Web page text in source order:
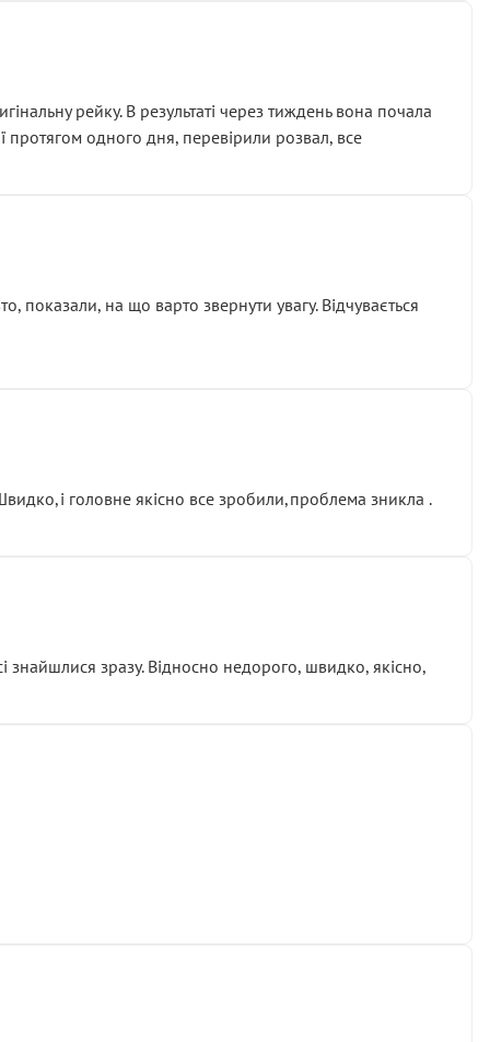
рейку. В результаті через тиждень вона почала
протягом одного дня, перевірили розвал, все
на що варто звернути увагу. Відчувається
головне якісно все зробили,проблема зникла .
знайшлися зразу. Відносно недорого, швидко, якісно,